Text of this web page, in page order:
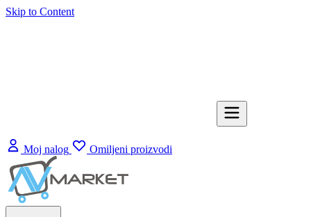
Skip to Content
Moj nalog Omiljeni proizvodi